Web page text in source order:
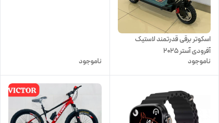
اسکوتر برقی قدرتمند لاستیک
آفرودی آستر 2025
ناموجود
ناموجود